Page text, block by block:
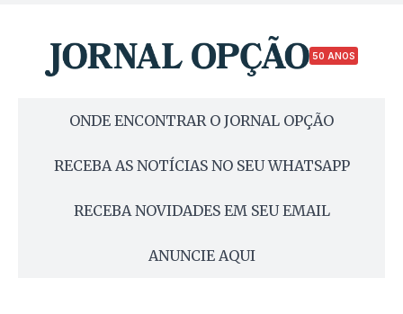
50 ANOS
ONDE ENCONTRAR O JORNAL OPÇÃO
RECEBA AS NOTÍCIAS NO SEU WHATSAPP
RECEBA NOVIDADES EM SEU EMAIL
ANUNCIE AQUI